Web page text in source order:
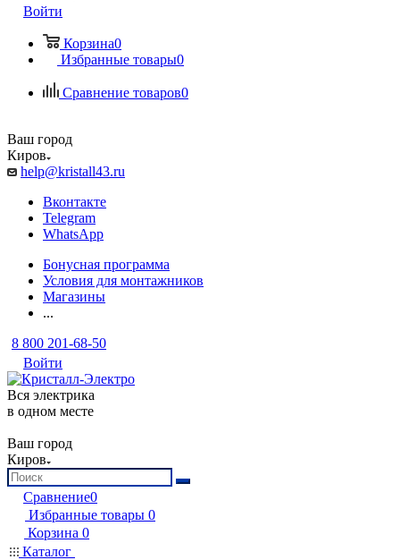
Войти
Корзина0
Избранные товары0
Сравнение товаров0
Ваш город
Киров
help@kristall43.ru
Вконтакте
Telegram
WhatsApp
Бонусная программа
Условия для монтажников
Магазины
...
8 800 201-68-50
Войти
Вся электрика
в одном месте
Ваш город
Киров
Сравнение0
Избранные товары 0
Корзина 0
Каталог